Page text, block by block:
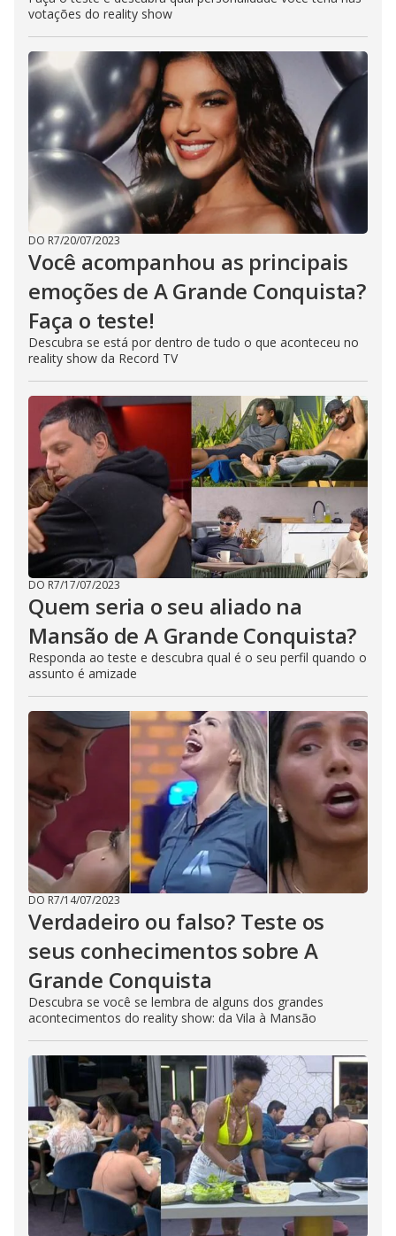
votações do reality show
DO R7/20/07/2023
Você acompanhou as principais
emoções de A Grande Conquista?
Faça o teste!
Descubra se está por dentro de tudo o que aconteceu no
reality show da Record TV
DO R7/17/07/2023
Quem seria o seu aliado na
Mansão de A Grande Conquista?
Responda ao teste e descubra qual é o seu perfil quando o
assunto é amizade
DO R7/14/07/2023
Verdadeiro ou falso? Teste os
seus conhecimentos sobre A
Grande Conquista
Descubra se você se lembra de alguns dos grandes
acontecimentos do reality show: da Vila à Mansão